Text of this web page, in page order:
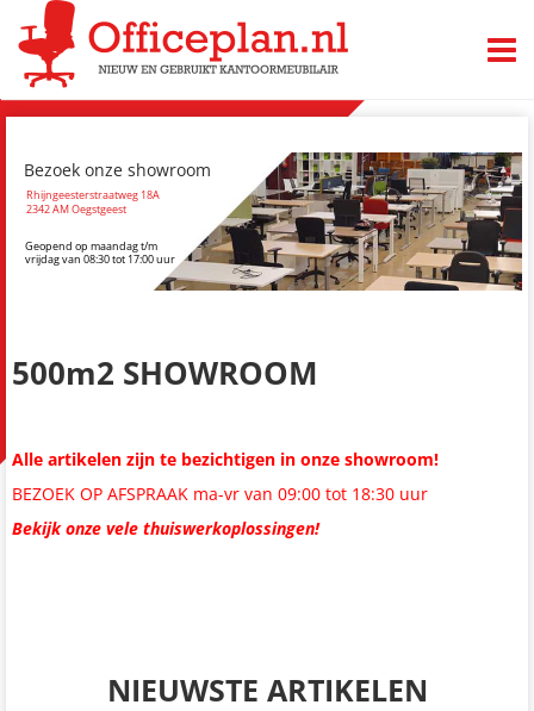
Bezoek onze showroom
Rhijngeesterstraatweg 18A
2342 AM Oegstgeest
Geopend op maandag t/m
vrijdag van 08:30 tot 17:00 uur
500m2 SHOWROOM
Alle artikelen zijn te bezichtigen in onze showroom!
BEZOEK OP AFSPRAAK ma-vr van 09:00 tot 18:30 uur
Bekijk onze vele thuiswerkoplossingen!
NIEUWSTE ARTIKELEN